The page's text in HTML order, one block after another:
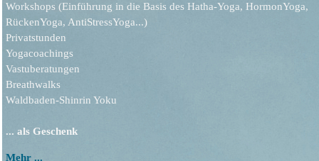
Workshops (Einführung in die Basis des Hatha-Yoga, HormonYoga,
RückenYoga, AntiStressYoga...)
Privatstunden
Yogacoachings
Vastuberatungen
Breathwalks
Waldbaden-Shinrin Yoku
... als Geschenk
Mehr ...